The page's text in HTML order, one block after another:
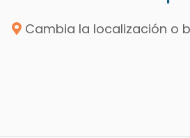
Cambia la localización o